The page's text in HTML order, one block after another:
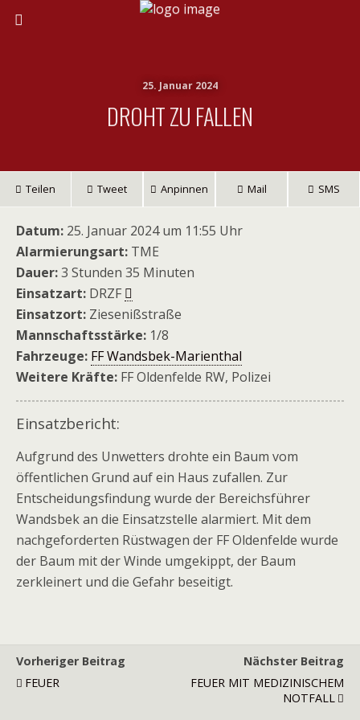
25. Januar 2024
DROHT ZU FALLEN
Teilen Tweet Anpinnen Mail SMS
Datum: 25. Januar 2024 um 11:55 Uhr
Alarmierungsart: TME
Dauer:3 Stunden 35 Minuten
Einsatzart: DRZF
Einsatzort: Ziesenißstraße
Mannschaftsstärke: 1/8
Fahrzeuge: FF Wandsbek-Marienthal
Weitere Kräfte: FF Oldenfelde RW, Polizei
Einsatzbericht:
Aufgrund des Unwetters drohte ein Baum vom
öffentlichen Grund auf ein Haus zufallen. Zur
Entscheidungsfindung wurde der Bereichsführer
Wandsbek an die Einsatzstelle alarmiert. Mit dem
nachgeforderten Rüstwagen der FF Oldenfelde wurde
der Baum mit der Winde umgekippt, der Baum
zerkleinert und die Gefahr beseitigt.
Vorheriger Beitrag
FEUER
Nächster Beitrag
FEUER MIT MEDIZINISCHEM
NOTFALL